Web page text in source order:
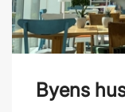
Byens